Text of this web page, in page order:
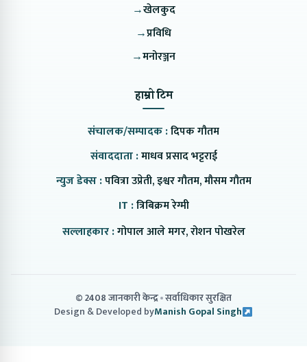
→खेलकुद
→प्रविधि
→मनोरञ्जन
हाम्रो टिम
संचालक/सम्पादक :दिपक गौतम
संवाददाता :माधव प्रसाद भट्टराई
न्युज डेक्स :पवित्रा उप्रेती, इश्वर गौतम, मौसम गौतम
IT :त्रिबिक्रम रेग्मी
सल्लाहकार :गोपाल आले मगर, रोशन पोखरेल
© 2408 जानकारी केन्द्र सर्वाधिकार सुरक्षित
Design & Developed byManish Gopal Singh